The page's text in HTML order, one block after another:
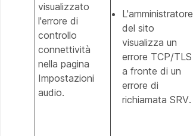
visualizzato
l'errore di
controllo
connettività
nella pagina
Impostazioni
audio.
L'amministratore
del sito
visualizza un
errore TCP/TLS
a fronte di un
errore di
richiamata SRV.